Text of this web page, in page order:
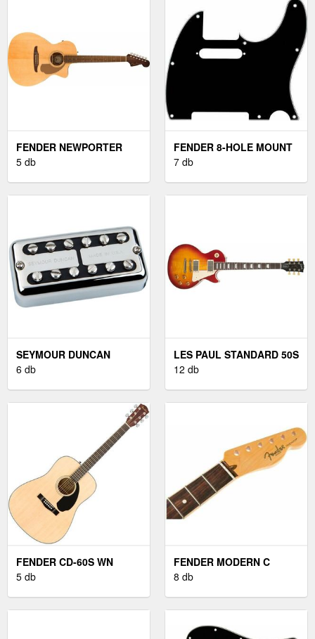
FENDER NEWPORTER
PLAYER WN NAT
5 db
FENDER 8-HOLE MOUNT
PICKGUARD
7 db
SEYMOUR DUNCAN
PSYCLONE VINTAGE
6 db
LES PAUL STANDARD 50S
VINTAGE SUNBURST
12 db
FENDER CD-60S WN
NATURAL AKUSZTIKUS
5 db
FENDER MODERN C
TELECASTER 21
8 db